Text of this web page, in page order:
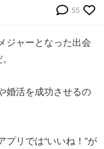
55
ジャーとなった出会
婚活を成功させるの
リでは“いいね！”が